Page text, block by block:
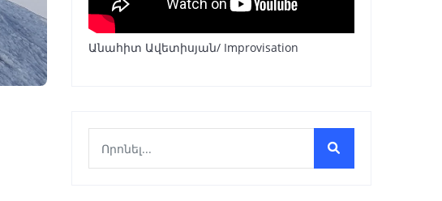
Անահիտ Ավետիսյան/ Improvisation